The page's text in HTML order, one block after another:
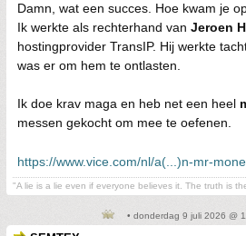
Damn, wat een succes. Hoe kwam je
Ik werkte als rechterhand van Jeroen
hostingprovider TransIP. Hij werkte
was er om hem te ontlasten.
Ik doe krav maga en heb net een heel
messen gekocht om mee te oefenen.
https://www.vice.com/nl/a(...)n-mr-
"A lie is a lie even if everyone believes it. The truth is
• donderdag 9 juli 2026 @